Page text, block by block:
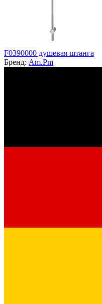
F0390000 душевая штанга
Бренд: Am.Pm